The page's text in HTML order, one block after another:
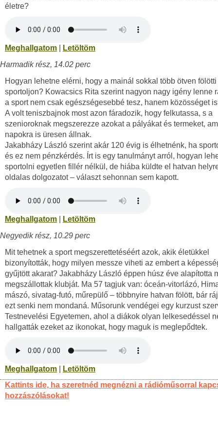
életre?
Meghallgatom
Letöltöm
Harmadik rész, 14.02 perc
Hogyan lehetne elérni, hogy a mainál sokkal több ötven
sportoljon? Kowacsics Rita szerint nagyon nagy igény lenne
a sport nem csak egészségesebbé tesz, hanem közösséget
A volt teniszbajnok most azon fáradozik, hogy felkutassa, s a
szenioroknak megszerezze azokat a pályákat és termeket,
napokra is üresen állnak.
Jakabházy László szerint akár 120 évig is élhetnénk, ha
és ez nem pénzkérdés. Írt is egy tanulmányt arról, hogyan
sportolni egyetlen fillér nélkül, de hiába küldte el hatvan
oldalas dolgozatot – választ sehonnan sem kapott.
Meghallgatom
Letöltöm
Negyedik rész, 10.29 perc
Mit tehetnek a sport megszerettetéséért azok, akik életükkel
bizonyították, hogy milyen messze viheti az embert a
gyűjtött akarat? Jakabházy László éppen húsz éve alapította
megszállottak klubját. Ma 57 tagjuk van: óceán-vitorlázó,
mászó, sivatag-futó, műrepülő – többnyire hatvan fölött, bár
ezt senki nem mondaná. Műsorunk vendégei egy kurzust
Testnevelési Egyetemen, ahol a diákok olyan lelkesedéssel
hallgatták ezeket az ikonokat, hogy maguk is meglepődtek.
Meghallgatom
Letöltöm
Kattints ide, ha szeretnéd megnézni a rádióműsorral
hozzászólásokat!